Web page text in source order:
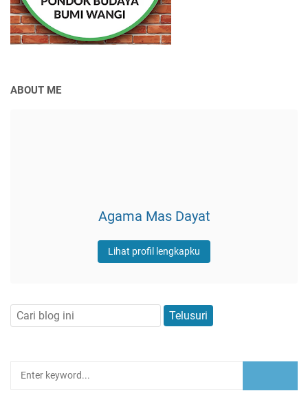
ABOUT ME
Agama Mas Dayat
Lihat profil lengkapku